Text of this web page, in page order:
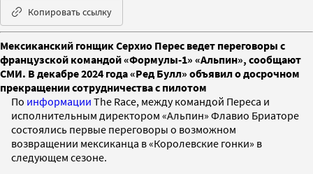
Копировать ссылку
Мексиканский гонщик Серхио Перес ведет переговоры с
французской командой «Формулы-1» «Альпин», сообщают
СМИ. В декабре 2024 года «Ред Булл» объявил о досрочном
прекращении сотрудничества с пилотом
По информации The Race, между командой Переса и
исполнительным директором «Альпин» Флавио Бриаторе
состоялись первые переговоры о возможном
возвращении мексиканца в «Королевские гонки» в
следующем сезоне.